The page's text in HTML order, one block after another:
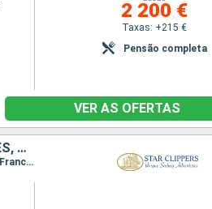
2 200 €
Taxas: +215 €
Pensão completa
VER AS OFERTAS
CANAL SIR FRANCIS DRAKE, NORMAN ISLAND, SÃO CRISTÓVÃO E NEVES, TORTOLA, JOST VAN DYKE, SÃO MARTINHO, FRANÇA, ANGUILHAS, ANTÍGUA E BARBUDA, VIRGIN GORDA
Itinerário : Philippsburg, Road Bay, Jost Van Dyke, Sopers Hole, Norman Island, Canal de St. Francis Drake, Spanish Town, Ilhas Virgens, Gustavia, South Friar s (praia), Basseterre (St Kitts), Philippsburg